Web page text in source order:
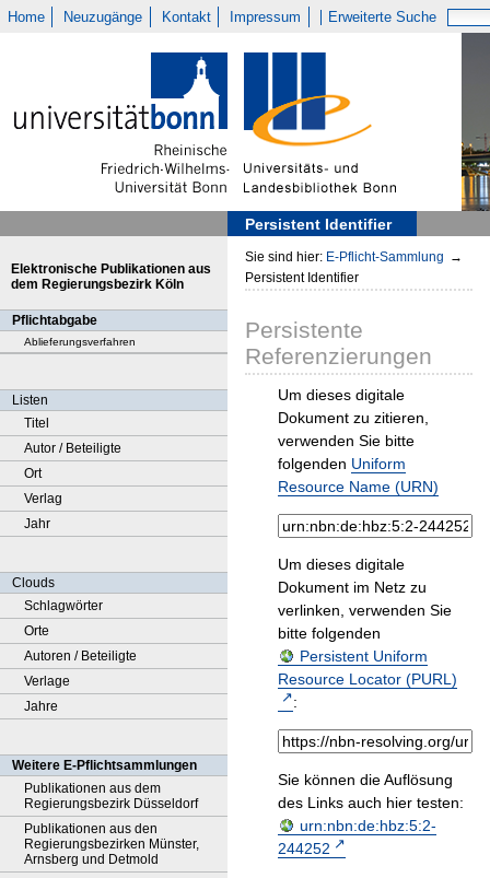
Home Neuzugänge Kontakt Impressum Erweiterte Suche
Persistent Identifier
Elektronische Publikationen aus
dem Regierungsbezirk Köln
Pflichtabgabe
Ablieferungsverfahren
Listen
Titel
Autor / Beteiligte
Ort
Verlag
Jahr
Clouds
Schlagwörter
Orte
Autoren / Beteiligte
Verlage
Jahre
Weitere E-Pflichtsammlungen
Publikationen aus dem
Regierungsbezirk Düsseldorf
Publikationen aus den
Regierungsbezirken Münster,
Arnsberg und Detmold
Sie sind hier: E-Pflicht-Sammlung →
Persistent Identifier
Persistente
Referenzierungen
Um dieses digitale
Dokument zu zitieren,
verwenden Sie bitte
folgenden Uniform
Resource Name (URN)
Um dieses digitale
Dokument im Netz zu
verlinken, verwenden Sie
bitte folgenden
Persistent Uniform
Resource Locator (PURL)
:
Sie können die Auflösung
des Links auch hier testen:
urn:nbn:de:hbz:5:2-
244252